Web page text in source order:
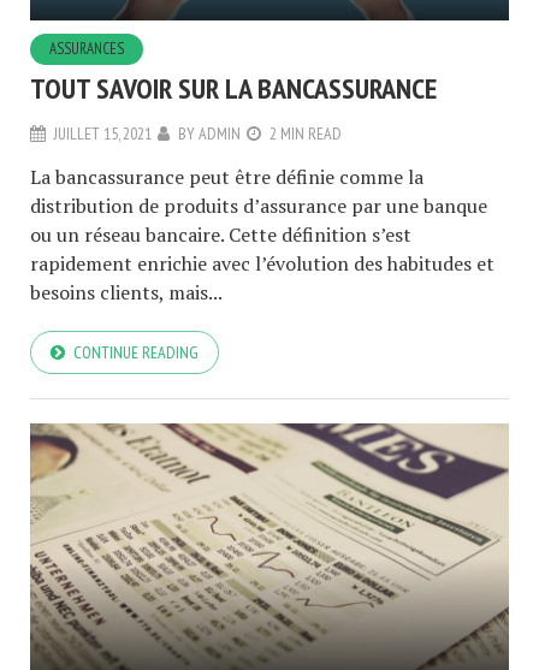
ASSURANCES
TOUT SAVOIR SUR LA BANCASSURANCE
JUILLET 15, 2021 BYADMIN 2 MIN READ
La bancassurance peut être définie comme la
distribution de produits d’assurance par une banque
ou un réseau bancaire. Cette définition s’est
rapidement enrichie avec l’évolution des habitudes et
besoins clients, mais...
CONTINUE READING